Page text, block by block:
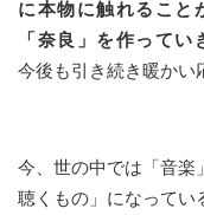
に本物に触れること
「奈良」を作ってい
今後も引き続き暖かい
今、世の中では「音楽
聴くもの」になってい